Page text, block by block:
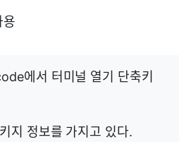
에서 터미널 열기 단축키
지 정보를 가지고 있다.